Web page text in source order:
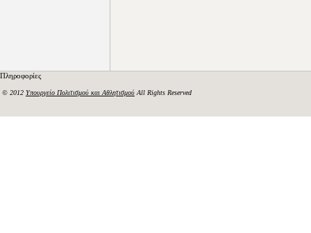
Πληροφορίες
© 2012 Υπουργείο Πολιτισμού και Αθλητισμού All Rights Reserved